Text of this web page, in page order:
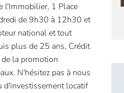
l'Immobilier, 1 Place
de 9h30 à 12h30 et
national et tout
plus de 25 ans, Crédit
la promotion
N'hésitez pas à nous
d'investissement locatif